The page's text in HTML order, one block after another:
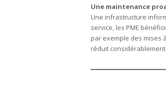
Une maintenance
Une infrastructure
service, les PME
par exemple des mises
réduit